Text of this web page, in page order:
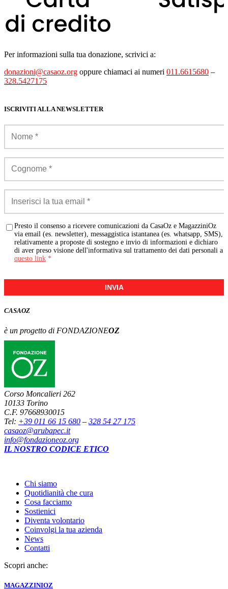
Per informazioni sulla tua donazione, scrivici a:
donazioni@casaoz.org oppure chiamaci ai numeri 011.6615680 –
328.5427175
ISCRIVITI ALLA NEWSLETTER
Presto il consenso a ricevere comunicazioni da CasaOz e MagazziniOz
via email (es. newsletter), messaggistica istantanea (es. whatsapp, SMS),
relativamente a proposte di sostegno e invio di informazioni e dichiaro
di aver preso visione dell'informativa sul trattamento dei dati personali a
questo link *
INVIA
CASAOZ
è un progetto di FONDAZIONEOZ
Corso Moncalieri 262
10133 Torino
C.F. 97668930015
Tel: +39 011 66 15 680 – 328 54 27 175
casaoz@arubapec.it
info@fondazioneoz.org
IL NOSTRO CODICE ETICO
Chi siamo
Quotidianità che cura
Cosa facciamo
Sostienici
Diventa volontario
Coinvolgi la tua azienda
News
Contatti
Scopri anche:
MAGAZZINIOZ